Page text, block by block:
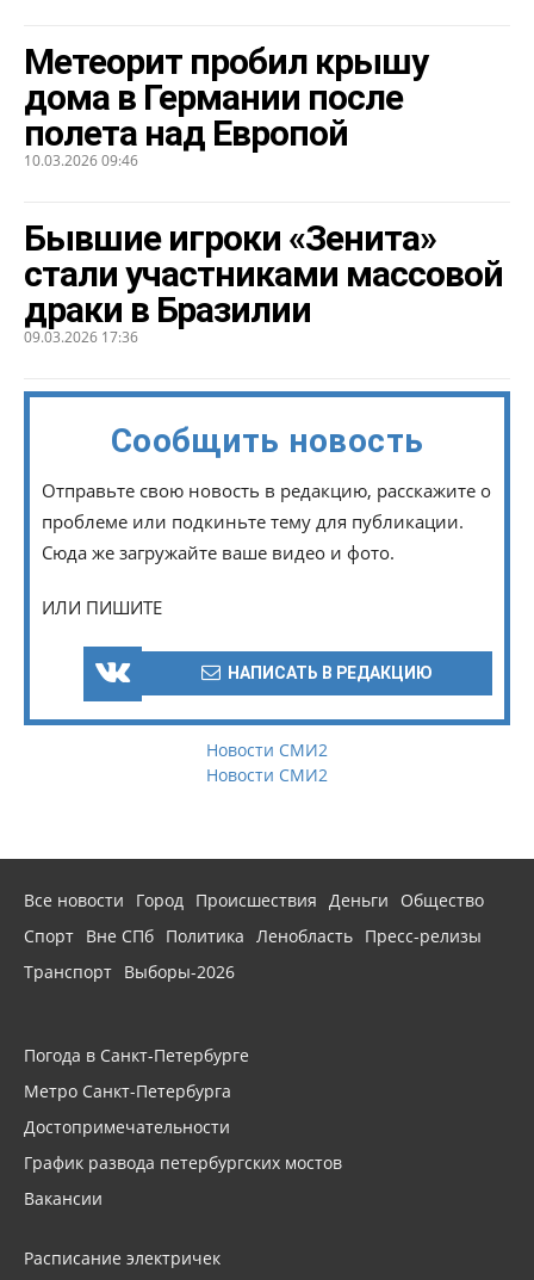
Метеорит пробил крышу
дома в Германии после
полета над Европой
10.03.2026 09:46
Бывшие игроки «Зенита»
стали участниками массовой
драки в Бразилии
09.03.2026 17:36
Сообщить новость
Отправьте свою новость в редакцию, расскажите о
проблеме или подкиньте тему для публикации.
Сюда же загружайте ваше видео и фото.
ИЛИ ПИШИТЕ
НАПИСАТЬ В РЕДАКЦИЮ
Новости СМИ2
Новости СМИ2
Все новости Город Происшествия Деньги
Общество
Спорт Вне СПб Политика Ленобласть Пресс-релизы
Транспорт Выборы-2026
Погода в Санкт-Петербурге
Метро Санкт-Петербурга
Достопримечательности
График развода петербургских мостов
Вакансии
Расписание электричек